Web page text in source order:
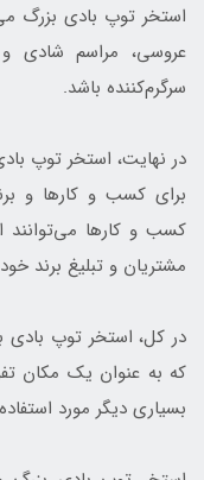
استخر توپ بادی بزرگ
عروسی، مراسم شادی
سرگرم‌کننده باشد.
در نهایت، استخر توپ
برای کسب و کارها و
کسب و کارها
مشتریان و تبلیغ برند
در کل، استخر توپ بادی
که به عنوان یک مکان
بسیاری دیگر مورد